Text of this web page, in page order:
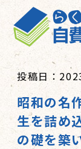
投稿日：
昭和の名
生を詰め
の礎を築